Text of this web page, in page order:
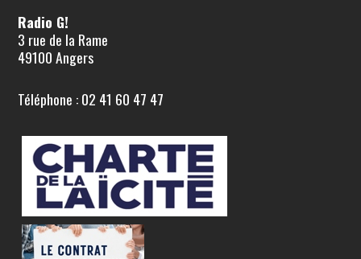
Radio G!
3 rue de la Rame
49100 Angers
Téléphone : 02 41 60 47 47